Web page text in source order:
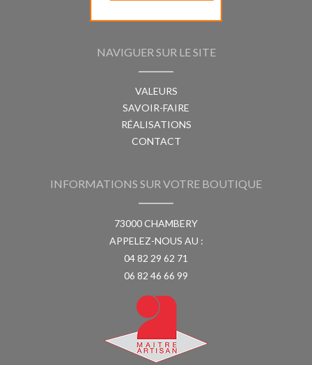
NAVIGUER SUR LE SITE
VALEURS
SAVOIR-FAIRE
RÉALISATIONS
CONTACT
INFORMATIONS SUR VOTRE BOUTIQUE
73000 CHAMBERY
APPELEZ-NOUS AU :
04 82 29 62 71
06 82 46 66 99